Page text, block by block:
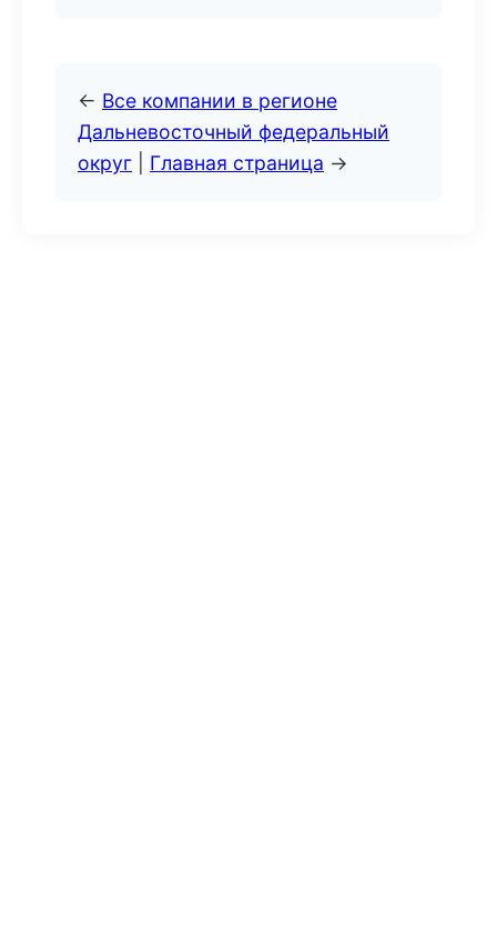
← Все компании в регионе
Дальневосточный федеральный
округ
Главная страница →